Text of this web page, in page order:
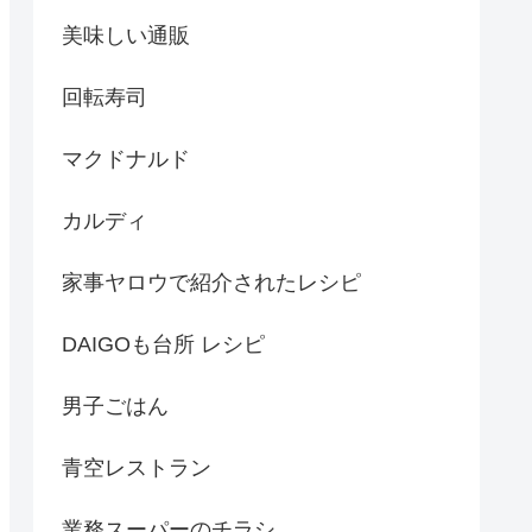
美味しい通販
回転寿司
マクドナルド
カルディ
家事ヤロウで紹介されたレシピ
DAIGOも台所 レシピ
男子ごはん
青空レストラン